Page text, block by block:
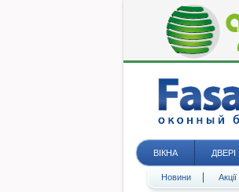
ВІКНА ДВЕРІ
Новини Акції